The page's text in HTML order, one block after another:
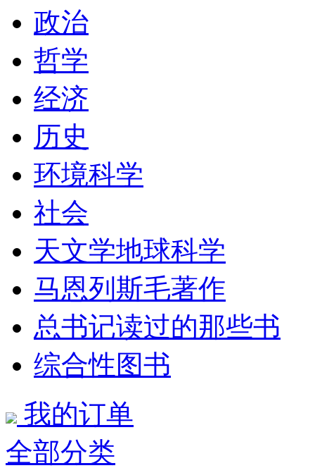
政治
哲学
经济
历史
环境科学
社会
天文学地球科学
马恩列斯毛著作
总书记读过的那些书
综合性图书
我的订单
全部分类